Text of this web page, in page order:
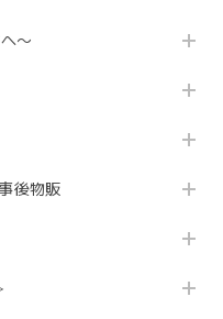
へ〜
後物販